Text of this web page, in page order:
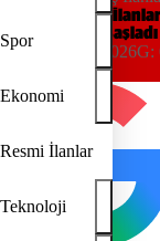
Spor
Ekonomi
Resmi İlanlar
Teknoloji
Yeni Alımlar Başladı
İŞKUR Açık İş
Yeni Alımlar Başladı
08:46, 02/06/2026G: